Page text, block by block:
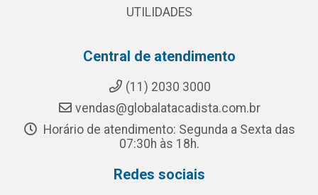
UTILIDADES
Central de atendimento
(11) 2030 3000
vendas@globalatacadista.com.br
Horário de atendimento: Segunda a Sexta das
07:30h às 18h.
Redes sociais